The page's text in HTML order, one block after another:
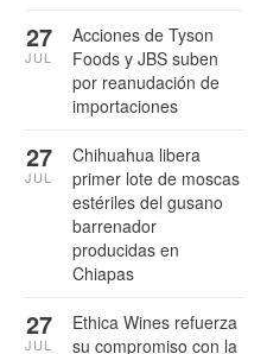
Acciones de Tyson
Foods y JBS suben
por reanudación de
importaciones
27
JUL
Chihuahua libera
primer lote de moscas
estériles del gusano
barrenador
producidas en
Chiapas
27
JUL
Ethica Wines refuerza
su compromiso con la
27
JUL